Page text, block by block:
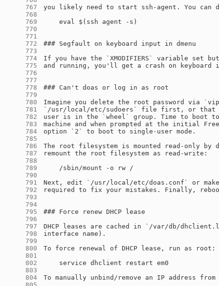
    767
    768
    769
    770
    771
    772
    773
    774
    775
    776
    777
    778
    779
    780
    781
    782
    783
    784
    785
    786
    787
    788
    789
    790
    791
    792
    793
    794
    795
    796
    797
    798
    799
    800
    801
    802
    803
    804
    805